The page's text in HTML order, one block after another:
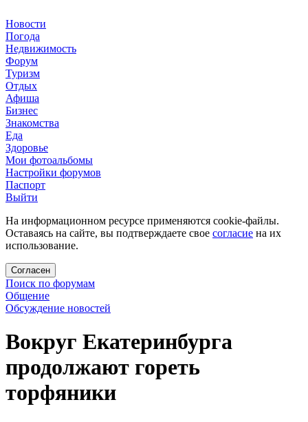
Новости
Погода
Недвижимость
Форум
Туризм
Отдых
Афиша
Бизнес
Знакомства
Еда
Здоровье
Мои фотоальбомы
Настройки форумов
Паспорт
Выйти
На информационном ресурсе применяются cookie-файлы.
Оставаясь на сайте, вы подтверждаете свое согласие на их
использование.
Согласен
Поиск по форумам
Общение
Обсуждение новостей
Вокруг Екатеринбурга
продолжают гореть
торфяники